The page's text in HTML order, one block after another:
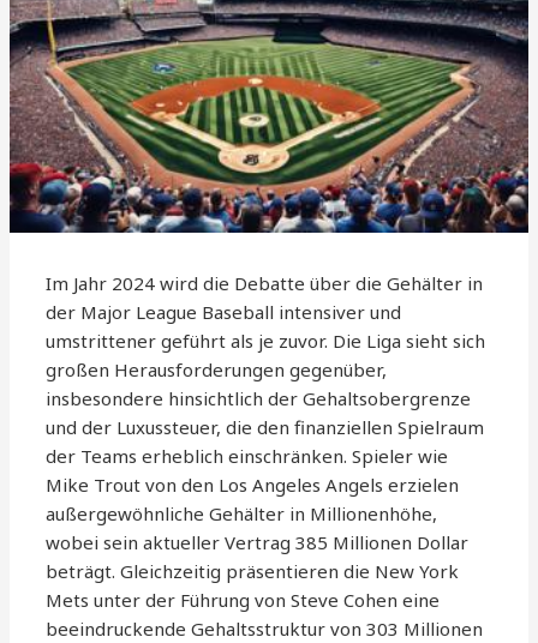
Im Jahr 2024 wird die Debatte über die Gehälter in
der Major League Baseball intensiver und
umstrittener geführt als je zuvor. Die Liga sieht sich
großen Herausforderungen gegenüber,
insbesondere hinsichtlich der Gehaltsobergrenze
und der Luxussteuer, die den finanziellen Spielraum
der Teams erheblich einschränken. Spieler wie
Mike Trout von den Los Angeles Angels erzielen
außergewöhnliche Gehälter in Millionenhöhe,
wobei sein aktueller Vertrag 385 Millionen Dollar
beträgt. Gleichzeitig präsentieren die New York
Mets unter der Führung von Steve Cohen eine
beeindruckende Gehaltsstruktur von 303 Millionen